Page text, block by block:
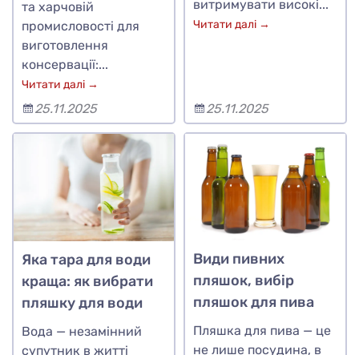
та харчовій
промисловості для
виготовлення
консервації:...
Читати далі →
25.11.2025
витримувати високі...
Читати далі →
25.11.2025
Яка тара для води
краща: як вибрати
пляшку для води
Вода — незамінний
супутник в житті
Види пивних
пляшок, вибір
пляшок для пива
Пляшка для пива — це
не лише посудина, в